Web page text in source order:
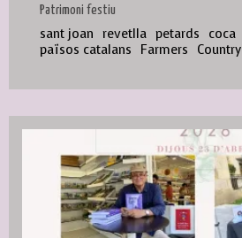
Patrimoni festiu
sant joan revetlla petards coca
països catalans
Farmers Country